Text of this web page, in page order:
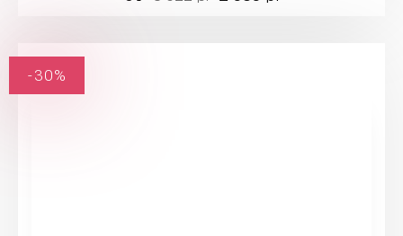
-30%